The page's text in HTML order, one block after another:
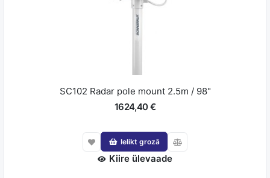
SC102 Radar pole mount 2.5m / 98"
1624,40 €
Ielikt grozā
Kiire ülevaade